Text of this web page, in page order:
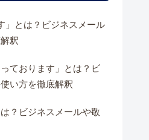
」とは？ビジネスメール
釈
ております」とは？ビ
い方を徹底解釈
？ビジネスメールや敬